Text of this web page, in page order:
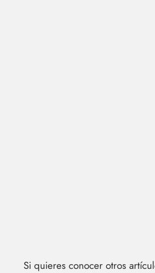
Si quieres conocer otros